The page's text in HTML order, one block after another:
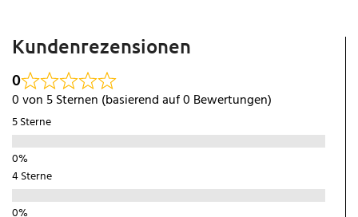
garantiert.
Genauigkeit:Das
Erweiterungsset ermöglicht
eine sichere Installation und
eine zuverlässige GNSS-
Signalverbindung.
Kompatibel und vielseitig:
Entwickelt speziell für die
Navimow i-Serie, ideal für
Kundenrezensionen
0
0 von 5 Sternen (basierend auf 0 Bewertungen)
5 Sterne
4 Sterne